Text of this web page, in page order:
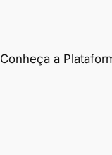
Conheça a